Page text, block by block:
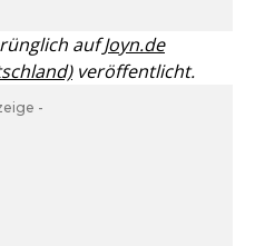
aufJoyn.de
veröffentlicht.
-